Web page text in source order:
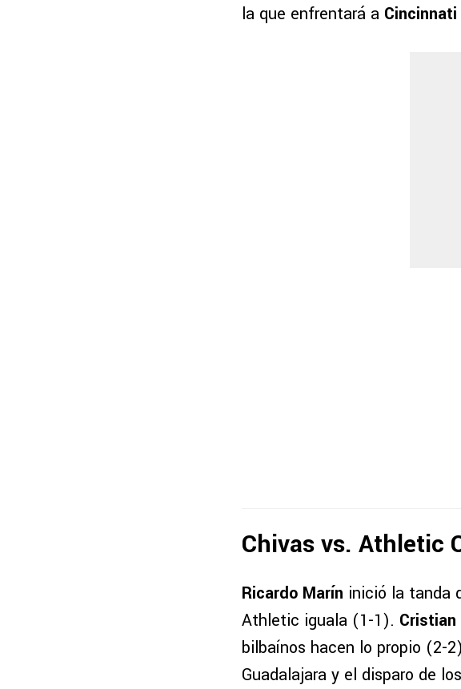
la que enfrentará a Cincinnati
Chivas vs. Athletic
Ricardo Marín inició la tanda
Athletic iguala (1-1). Cristian
bilbaínos hacen lo propio (2-
Guadalajara y el disparo de